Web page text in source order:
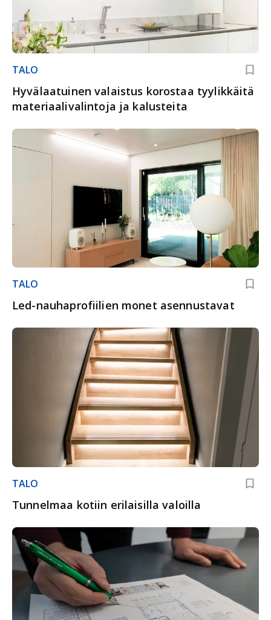
TALO
Hyvälaatuinen valaistus korostaa tyylikkäitä
materiaalivalintoja ja kalusteita
TALO
Led-nauhaprofiilien monet asennustavat
TALO
Tunnelmaa kotiin erilaisilla valoilla